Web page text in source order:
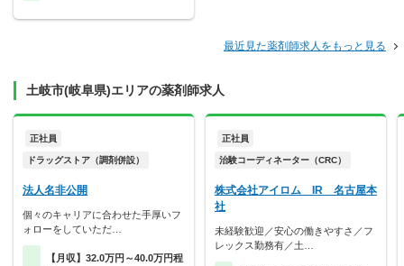
最近見た薬剤師求人をもっと見る
土岐市(岐阜県)エリアの薬剤師求人
正社員
ドラッグストア（調剤併設）
法人名非公開
個々のキャリアに合わせた手厚いフ
ォローをしていただ…
【月収】32.0万円～40.0万円程
正社員
治験コーディネーター（CRC）
株式会社アイロム IR 名古屋本
社
未経験歓迎／安心の働きやすさ／フ
レックス勤務有／土…